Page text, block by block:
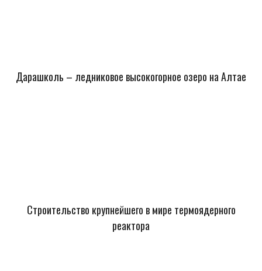
Дарашколь – ледниковое высокогорное озеро на Алтае
Строительство крупнейшего в мире термоядерного
реактора